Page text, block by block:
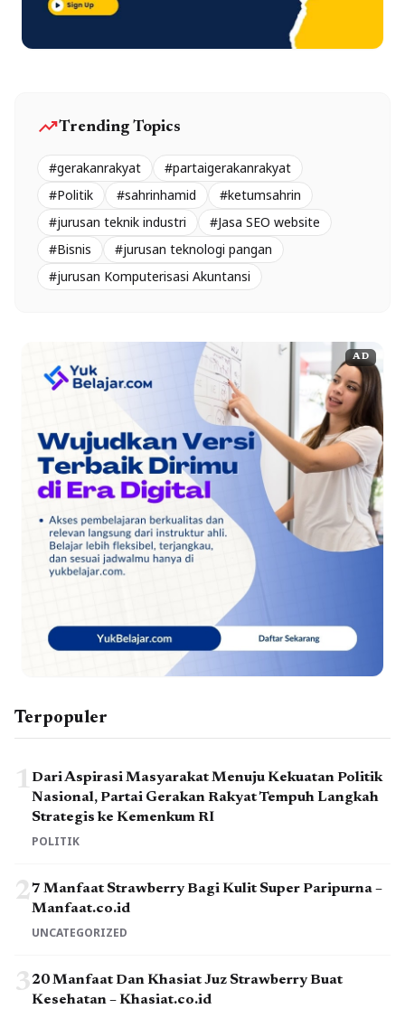
trending_upTrending Topics
#gerakanrakyat
#partaigerakanrakyat
#Politik
#sahrinhamid
#ketumsahrin
#jurusan teknik industri
#Jasa SEO website
#Bisnis
#jurusan teknologi pangan
#jurusan Komputerisasi Akuntansi
AD
Terpopuler
1 Dari Aspirasi Masyarakat Menuju Kekuatan Politik
Nasional, Partai Gerakan Rakyat Tempuh Langkah
Strategis ke Kemenkum RI
POLITIK
27 Manfaat Strawberry Bagi Kulit Super Paripurna –
Manfaat.co.id
UNCATEGORIZED
320 Manfaat Dan Khasiat Juz Strawberry Buat
Kesehatan – Khasiat.co.id